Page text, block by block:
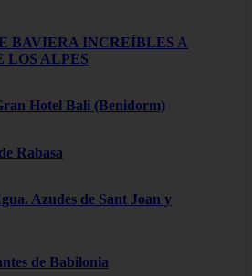
BAVIERA INCREÍBLES A
LOS ALPES
Hotel Bali (Benidorm)
Rabasa
Azudes de Sant Joan y
de Babilonia